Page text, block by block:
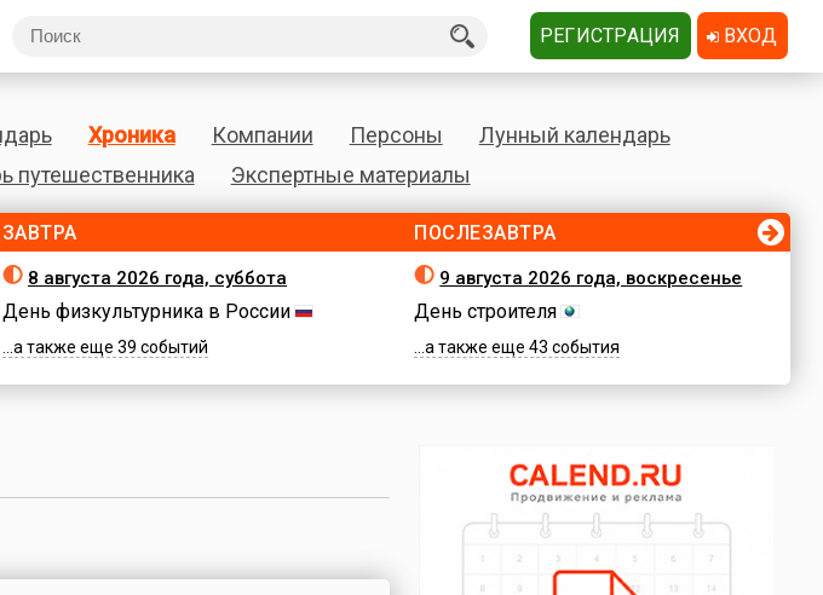
Хроника Компании Персоны
Лунный календарь
путешественника Экспертные материалы
ЗАВТРА
8 августа 2026 года, суббота
День физкультурника в России
...а также еще 39 событий
ПОСЛЕЗАВТРА
9 августа 2026 года, воскресенье
День строителя
...а также еще 43 события
РЕГИСТРАЦИЯ ВХОД